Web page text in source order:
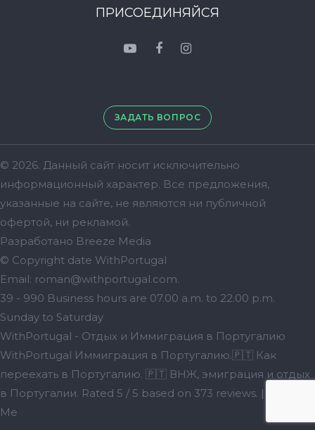
ПРИСОЕДИНЯЙСЯ
ЗАДАТЬ ВОПРОС
© 2026. Данный сайт носит исключительно
информационный характер. Bсе предложения,
указанные на сайте, не являются ни публичной
офертой, ни рекламой.
Разработано Breeze Media
© Copyright date WithPortugal
Email: roman@withportugal.com.
39 - 990 Business hours are 07.00 a.m. to 22.00 p.m.
Sunday to Saturday
WithPortugal - Отдых и Иммиграция в Португалию
WithPortugal Иммиграция в Португалию.🇵🇹 Как
переехать в Португалию. 🇵🇹 ВНЖ, эмиграция и отдых
в Португалии. Rated 5 / 5 based on 373 reviews. |
Me